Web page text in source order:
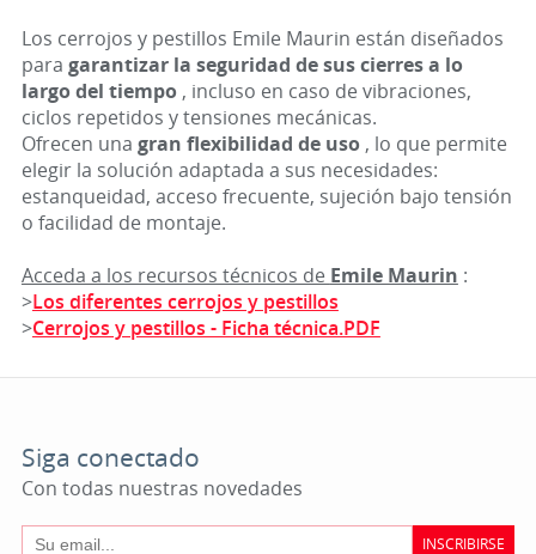
Los cerrojos y pestillos Emile Maurin están diseñados
para garantizar la seguridad de sus cierres a lo
largo del tiempo, incluso en caso de vibraciones,
ciclos repetidos y tensiones mecánicas.
Ofrecen una gran flexibilidad de uso, lo que permite
elegir la solución adaptada a sus necesidades:
estanqueidad, acceso frecuente, sujeción bajo tensión
o facilidad de montaje.
Acceda a los recursos técnicos de Emile Maurin :
>Los diferentes cerrojos y pestillos
>Cerrojos y pestillos - Ficha técnica.PDF
Siga conectado
Con todas nuestras novedades
INSCRIBIRSE